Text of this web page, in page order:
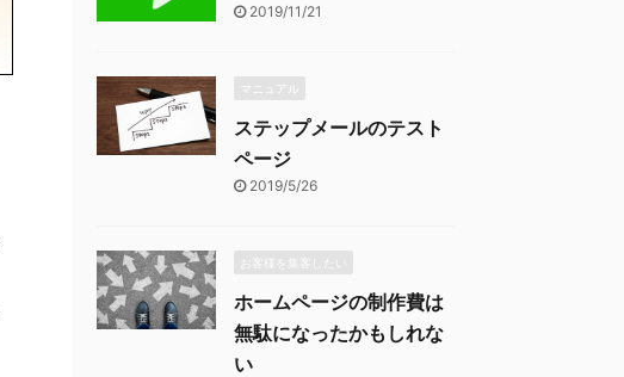
2019/11/21
マニュアル
ステップメールのテスト
ページ
2019/5/26
お客様を集客したい
ホームページの制作費は
無駄になったかもしれな
い